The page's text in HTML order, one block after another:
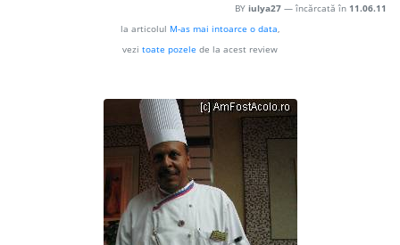
BY iulya27 — încărcată în 11.06.11
la articolul M-as mai intoarce o data,
vezi toate pozele de la acest review